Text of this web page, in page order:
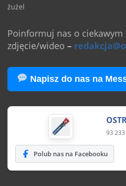
żużel
Poinformuj nas o ciekawym
zdjęcie/wideo –
Napisz do nas na
93
Polub nas na Facebooku